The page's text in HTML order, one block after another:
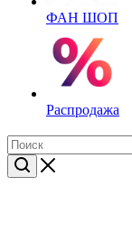
ФАН ШОП
Распродажа